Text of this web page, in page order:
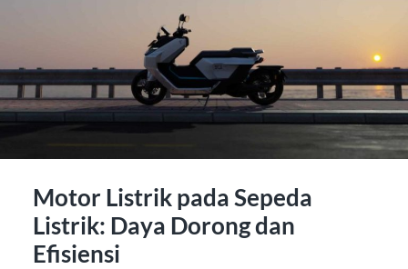
Motor Listrik pada Sepeda
Listrik: Daya Dorong dan
Efisiensi